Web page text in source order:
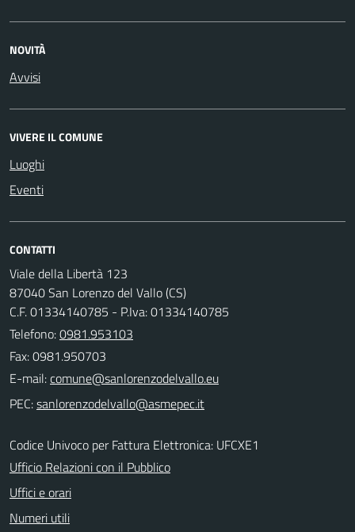
NOVITÀ
Avvisi
VIVERE IL COMUNE
Luoghi
Eventi
CONTATTI
Viale della Libertà 123
87040 San Lorenzo del Vallo (CS)
C.F. 01334140785 - P.Iva: 01334140785
Telefono:0981.953103
Fax: 0981.950703
E-mail:
PEC:
Codice Univoco per Fattura Elettronica: UFCXE1
Ufficio Relazioni con il Pubblico
Uffici e orari
Numeri utili